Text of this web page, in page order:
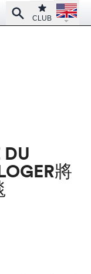
SearchClub
CLUB
Open
將